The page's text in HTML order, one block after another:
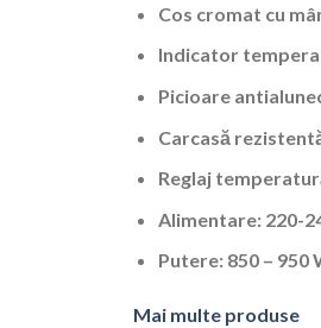
Cos cromat cu
Indicator
Picioare
Carcasă
Reglaj
Alimentare: 220-
Putere: 850 – 950
Mai multe produse